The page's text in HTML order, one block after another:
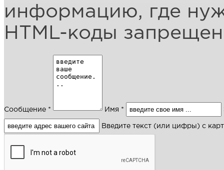
информацию, где
HTML-коды
Сообщение * Имя *
Введите текст (или цифры) с